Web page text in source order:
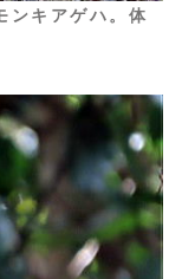
ンキアゲハ。体